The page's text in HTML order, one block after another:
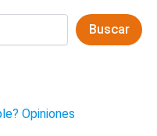
Buscar
Opiniones